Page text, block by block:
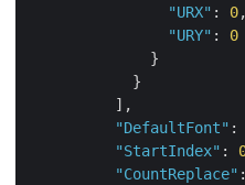
"URX" : 0,
"URY" : 0
              }
            }
          ],
"DefaultFont" :
"StartIndex" :
"CountReplace"